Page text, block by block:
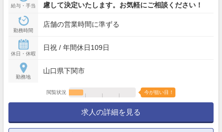
給与・手当
慮して決定いたします。お気軽にご相談ください！
勤務時間
店舗の営業時間に準ずる
休日・休暇
日祝 / 年間休日109日
勤務地
山口県下関市
閲覧状況 今が狙い目！
求人の詳細を見る